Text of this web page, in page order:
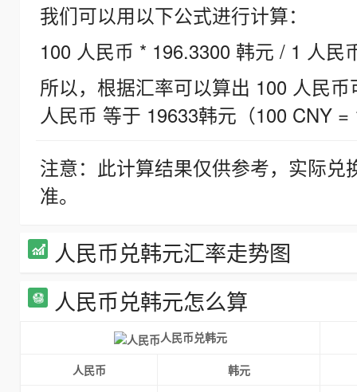
我们可以用以下公式进行计算：
100 人民币 * 196.3300 韩元 / 1 人民
所以，根据汇率可以算出 100 人民
人民币 等于 19633韩元（100 CNY =
注意：此计算结果仅供参考，实际
准。
人民币兑韩元汇率走势图
人民币兑韩元怎么算
人民币兑韩元
人民币
韩元